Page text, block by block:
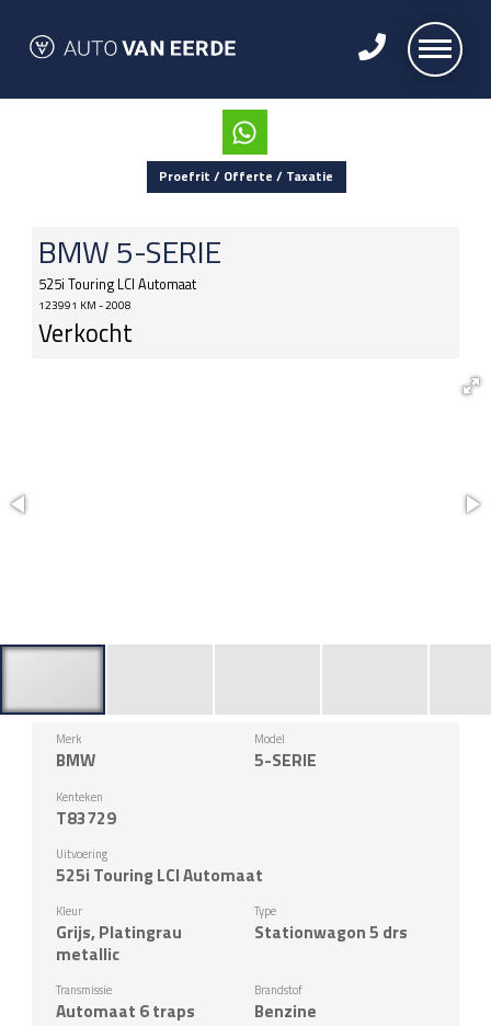
Proefrit / Offerte / Taxatie
BMW5-SERIE
525i Touring LCI Automaat
123991 KM - 2008
Verkocht
Merk
BMW
Model
5-SERIE
Kenteken
T83729
Uitvoering
525i Touring LCI Automaat
Kleur
Grijs, Platingrau
metallic
Type
Stationwagon 5 drs
Transmissie
Automaat 6 traps
Brandstof
Benzine